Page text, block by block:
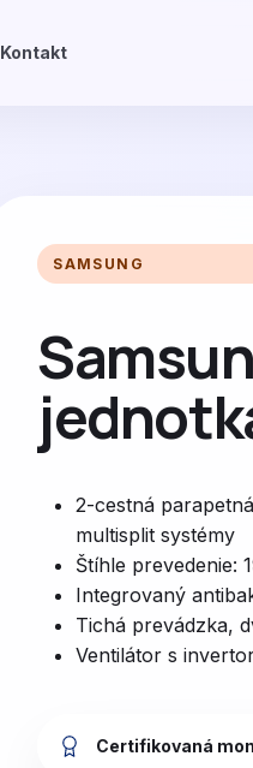
Kontakt
SAMSUNG
2-cestná
multisplit systémy
Štíhle prevedenie:
Integrovaný
Tichá prevádzka,
Ventilátor s
Certifikovaná